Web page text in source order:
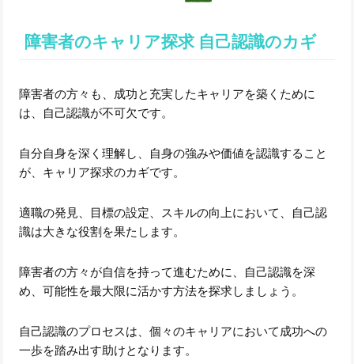
障害者のキャリア探求 自己認識のカギ
障害者の方々も、成功と充実したキャリアを築くために
は、自己認識が不可欠です。
自分自身を深く理解し、自身の強みや価値を認識すること
が、キャリア探求のカギです。
適職の発見、目標の設定、スキルの向上において、自己認
識は大きな役割を果たします。
障害者の方々が自信を持って進むために、自己認識を深
め、可能性を最大限に活かす方法を探求しましょう。
自己認識のプロセスは、個々のキャリアにおいて成功への
一歩を踏み出す助けとなります。